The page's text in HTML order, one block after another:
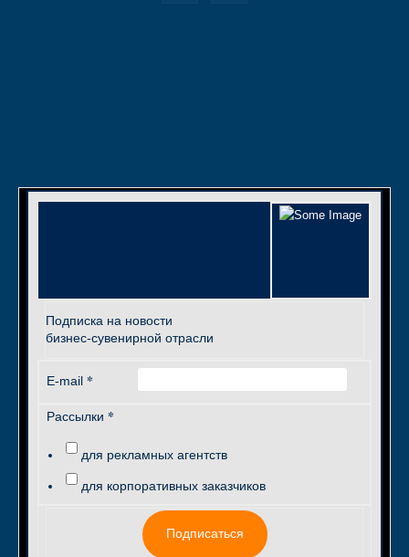
Подписка на новости
бизнес-сувенирной отрасли
E-mail *
Рассылки *
для рекламных агентств
для корпоративных заказчиков
Подписаться